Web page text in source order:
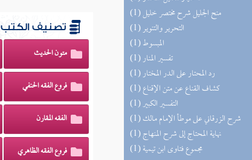
(1) منح الجليل شرح مختصر خليل
(1) التحرير والتنوير
(1) المبسوط
(1) تفسير المنار
(1) رد المحتار على الدر المختار
(1) كشاف القناع عن متن الإقناع
(1) التفسير الكبير
(1) شرح الزرقاني على موطأ الإمام مالك
(1) نهاية المحتاج إلى شرح المنهاج
(1) مجموع فتاوى ابن تيمية
تصنيف الكتب
متون الحديث
فروع الفقه الحنفي
الفقه المقارن
فروع الفقه الظاهري